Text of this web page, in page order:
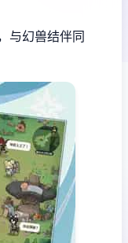
与幻兽结伴同